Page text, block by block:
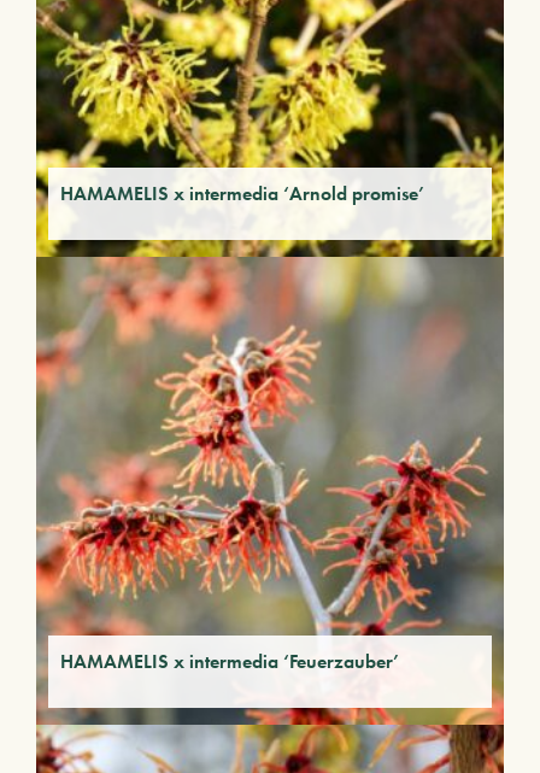
HAMAMELIS x intermedia ‘Arnold promise’
HAMAMELIS x intermedia ‘Feuerzauber’